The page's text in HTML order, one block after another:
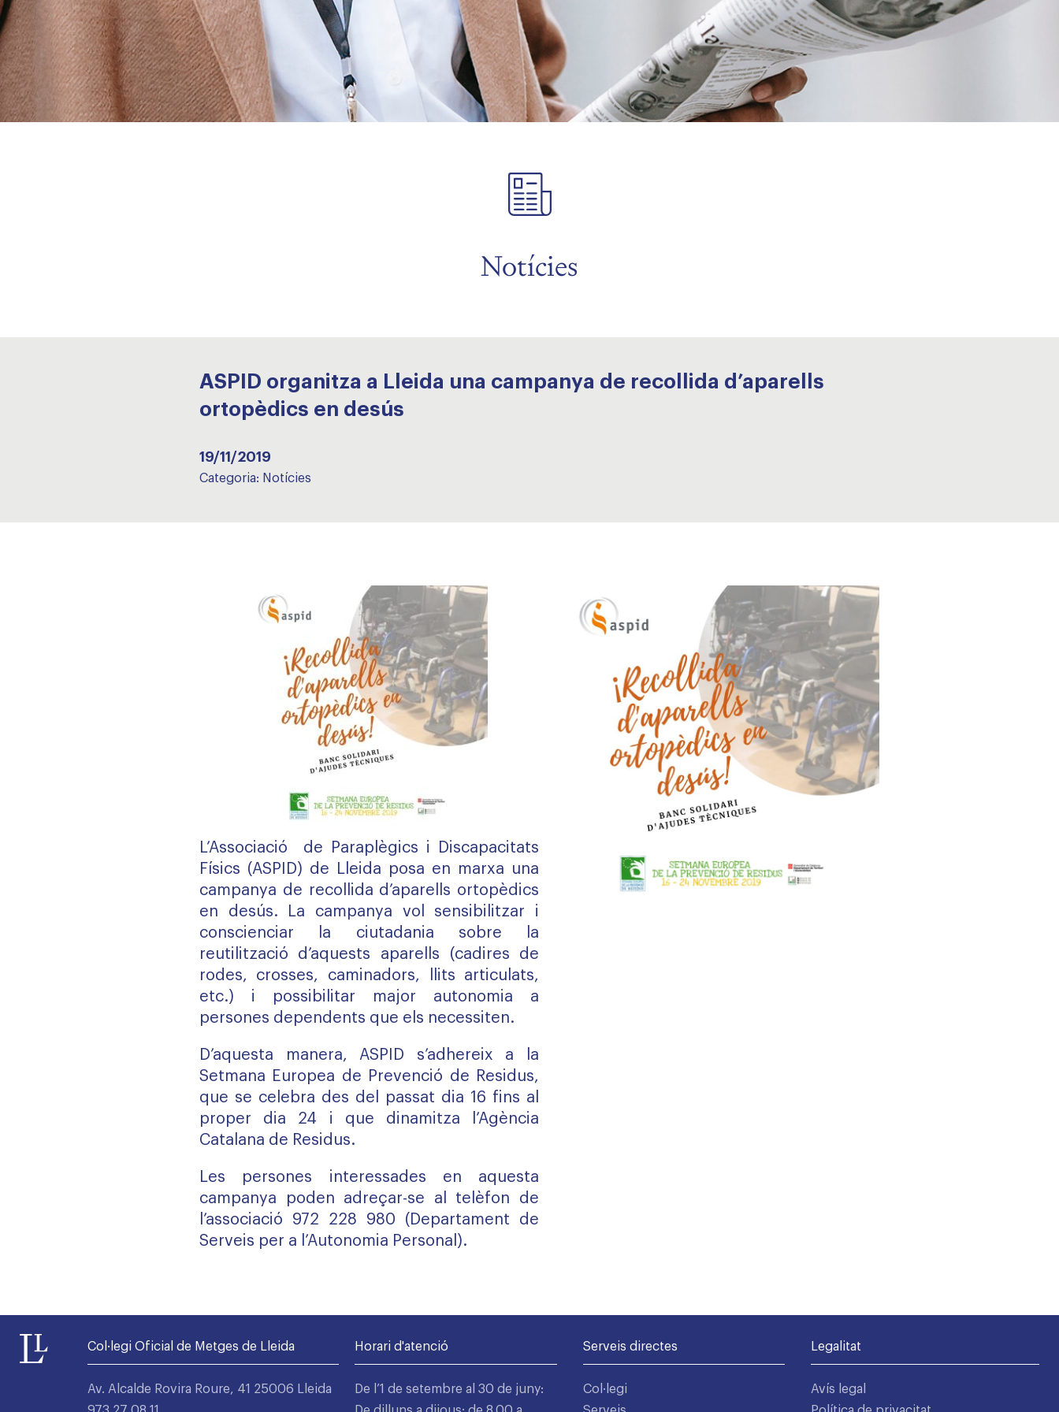
Notícies
ASPID organitza a Lleida una campanya de recollida d’aparells
ortopèdics en desús
19/11/2019
Categoria: Notícies
L’Associació de Paraplègics i Discapacitats
Físics (ASPID) de Lleida posa en marxa una
campanya de recollida d’aparells ortopèdics
en desús. La campanya vol sensibilitzar i
conscienciar la ciutadania sobre la
reutilització d’aquests aparells (cadires de
rodes, crosses, caminadors, llits articulats,
etc.) i possibilitar major autonomia a
persones dependents que els necessiten.
D’aquesta manera, ASPID s’adhereix a la
Setmana Europea de Prevenció de Residus,
que se celebra des del passat dia 16 fins al
proper dia 24 i que dinamitza l’Agència
Catalana de Residus.
Les persones interessades en aquesta
campanya poden adreçar-se al telèfon de
l’associació 972 228 980 (Departament de
Serveis per a l’Autonomia Personal).
Col·legi Oficial de Metges de Lleida
Av. Alcalde Rovira Roure, 41 25006 Lleida
Horari d'atenció
De l’1 de setembre al 30 de juny:
Serveis directes
Col·legi
Legalitat
Avís legal